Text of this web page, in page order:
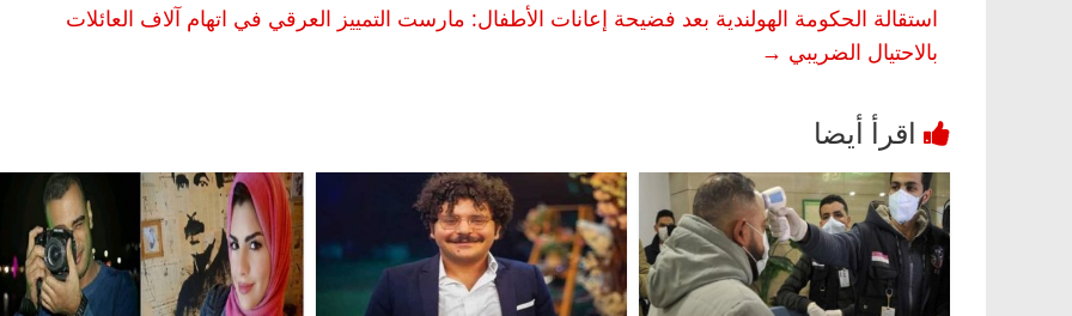
استقالة الحكومة الهولندية بعد فضيحة إعانات الأطفال: مارست التمييز العرقي في اتهام آلاف العائلات
بالاحتيال الضريبي →